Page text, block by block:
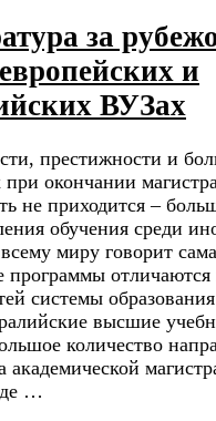
за
и
ВУЗах
престижности и
при окончании
не приходится –
обучения среди
миру говорит
программы отличаются
системы
высшие
количество
академической
…